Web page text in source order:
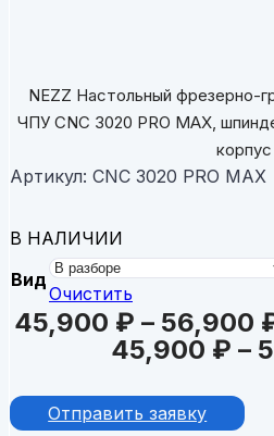
NEZZ Настольный фрезерно-
ЧПУ CNC 3020 PRO MAX,
корпус
Артикул: CNC 3020 PRO MAX
В НАЛИЧИИ
Вид
Очистить
45,900 ₽ – 56,900
45,900 ₽ –
Отправить заявку